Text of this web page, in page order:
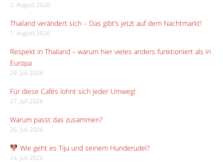
2. August 2026
Thailand verändert sich – Das gibt’s jetzt auf dem Nachtmarkt!
1. August 2026
Respekt in Thailand – warum hier vieles anders funktioniert als in
Europa
29. Juli 2026
Für diese Cafés lohnt sich jeder Umweg!
27. Juli 2026
Warum passt das zusammen?
26. Juli 2026
Wie geht es Tiju und seinem Hunderudel?
24. Juli 2026